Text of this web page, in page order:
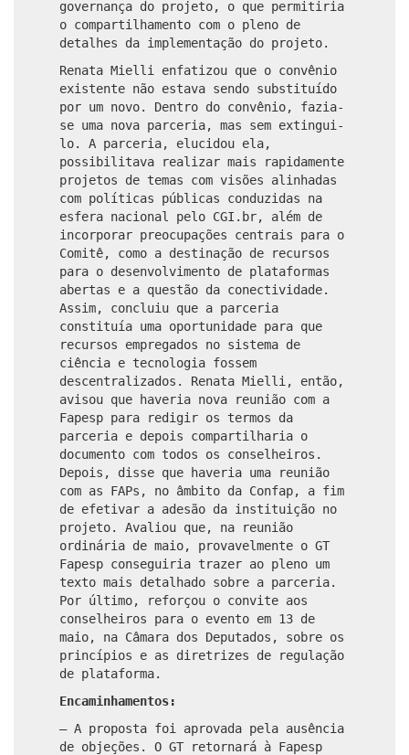
governança do projeto, o que permitiria
o compartilhamento com o pleno de
detalhes da implementação do projeto.
Renata Mielli enfatizou que o convênio
existente não estava sendo substituído
por um novo. Dentro do convênio, fazia-
se uma nova parceria, mas sem extingui-
lo. A parceria, elucidou ela,
possibilitava realizar mais rapidamente
projetos de temas com visões alinhadas
com políticas públicas conduzidas na
esfera nacional pelo CGI.br, além de
incorporar preocupações centrais para o
Comitê, como a destinação de recursos
para o desenvolvimento de plataformas
abertas e a questão da conectividade.
Assim, concluiu que a parceria
constituía uma oportunidade para que
recursos empregados no sistema de
ciência e tecnologia fossem
descentralizados. Renata Mielli, então,
avisou que haveria nova reunião com a
Fapesp para redigir os termos da
parceria e depois compartilharia o
documento com todos os conselheiros.
Depois, disse que haveria uma reunião
com as FAPs, no âmbito da Confap, a fim
de efetivar a adesão da instituição no
projeto. Avaliou que, na reunião
ordinária de maio, provavelmente o GT
Fapesp conseguiria trazer ao pleno um
texto mais detalhado sobre a parceria.
Por último, reforçou o convite aos
conselheiros para o evento em 13 de
maio, na Câmara dos Deputados, sobre os
princípios e as diretrizes de regulação
de plataforma.
Encaminhamentos:
– A proposta foi aprovada pela ausência
de objeções. O GT retornará à Fapesp